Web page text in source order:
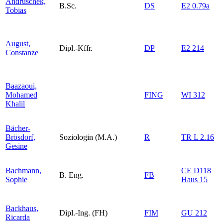
Tobias
B.Sc. DS E2 0.79a
August,
Constanze
Dipl.-Kffr. DP E2 214
Baazaoui,
Mohamed
Khalil
FING WI 312
Bächer-
Brösdorf,
Gesine
Soziologin (M.A.) R TR L 2.16
Bachmann,
Sophie
B. Eng. FB
CE D118
Haus 15
Backhaus,
Ricarda
Dipl.-Ing. (FH) FIM GU 212